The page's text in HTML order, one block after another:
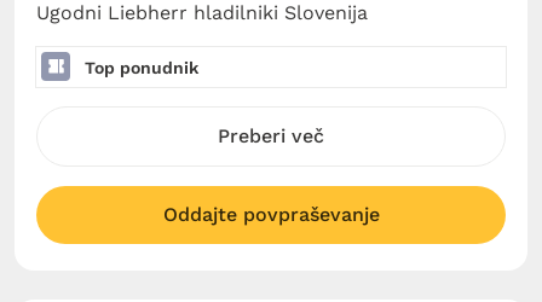
Ugodni Liebherr hladilniki Slovenija
Top ponudnik
Preberi več
Oddajte povpraševanje